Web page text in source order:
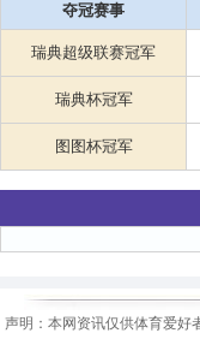
夺冠赛事
瑞典超级联赛冠军
瑞典杯冠军
图图杯冠军
声明：本网资讯仅供体育爱好